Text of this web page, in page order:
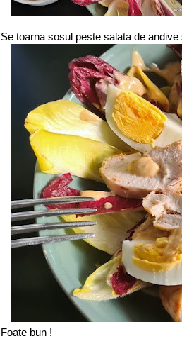
Se toarna sosul peste salata de
Foate bun !